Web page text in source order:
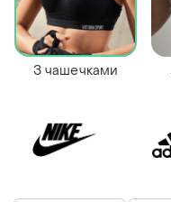
З чашечками